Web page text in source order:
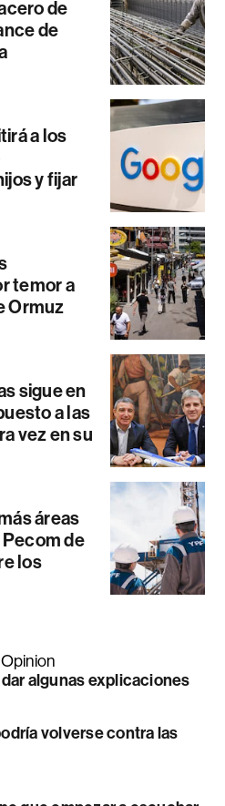
de
de
a los
y fijar
temor a
Ormuz
sigue en
a las
vez en su
áreas
de
los
algunas explicaciones
volverse contra las